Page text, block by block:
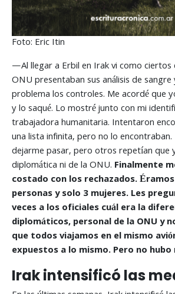
Foto: Eric Itin
—Al llegar a Erbil en Irak vi como ciertos
ONU presentaban sus análisis de sangre
problema los controles. Me acordé que
y lo saqué. Lo mostré junto con mi
trabajadora humanitaria. Intentaron
una lista infinita, pero no lo
dejarme pasar, pero otros repetían que
diplomática ni de la ONU. Finalmente
costado con los rechazados.
personas y solo 3 mujeres. Les
veces a los oficiales cuál era la
diplomáticos, personal de la ONU y
que todos viajamos en el mismo
expuestos a lo mismo. Pero no
Irak intensificó las